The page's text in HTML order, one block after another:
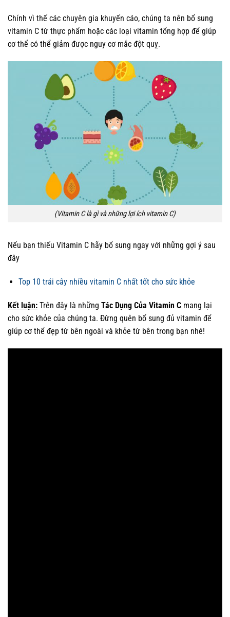
Chính vì thế các chuyên gia khuyến cáo, chúng ta nên bổ sung
vitamin C từ thực phẩm hoặc các loại vitamin tổng hợp để giúp
cơ thể có thể giảm được nguy cơ mắc đột quỵ.
(Vitamin C là gì và những lợi ích vitamin C)
Nếu bạn thiếu Vitamin C hãy bổ sung ngay với những gợi ý sau
đây
Top 10 trái cây nhiều vitamin C nhất tốt cho sức khỏe
Kết luận: Trên đây là những Tác Dụng Của Vitamin C mang lại
cho sức khỏe của chúng ta. Đừng quên bổ sung đủ vitamin để
giúp cơ thể đẹp từ bên ngoài và khỏe từ bên trong bạn nhé!